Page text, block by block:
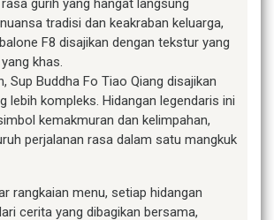
gurih yang hangat langsung
tradisi dan keakraban keluarga,
F8 disajikan dengan tekstur yang
khas.
Sup Buddha Fo Tiao Qiang disajikan
lebih kompleks. Hidangan legendaris ini
kemakmuran dan kelimpahan,
perjalanan rasa dalam satu mangkuk
rangkaian menu, setiap hidangan
cerita yang dibagikan bersama,